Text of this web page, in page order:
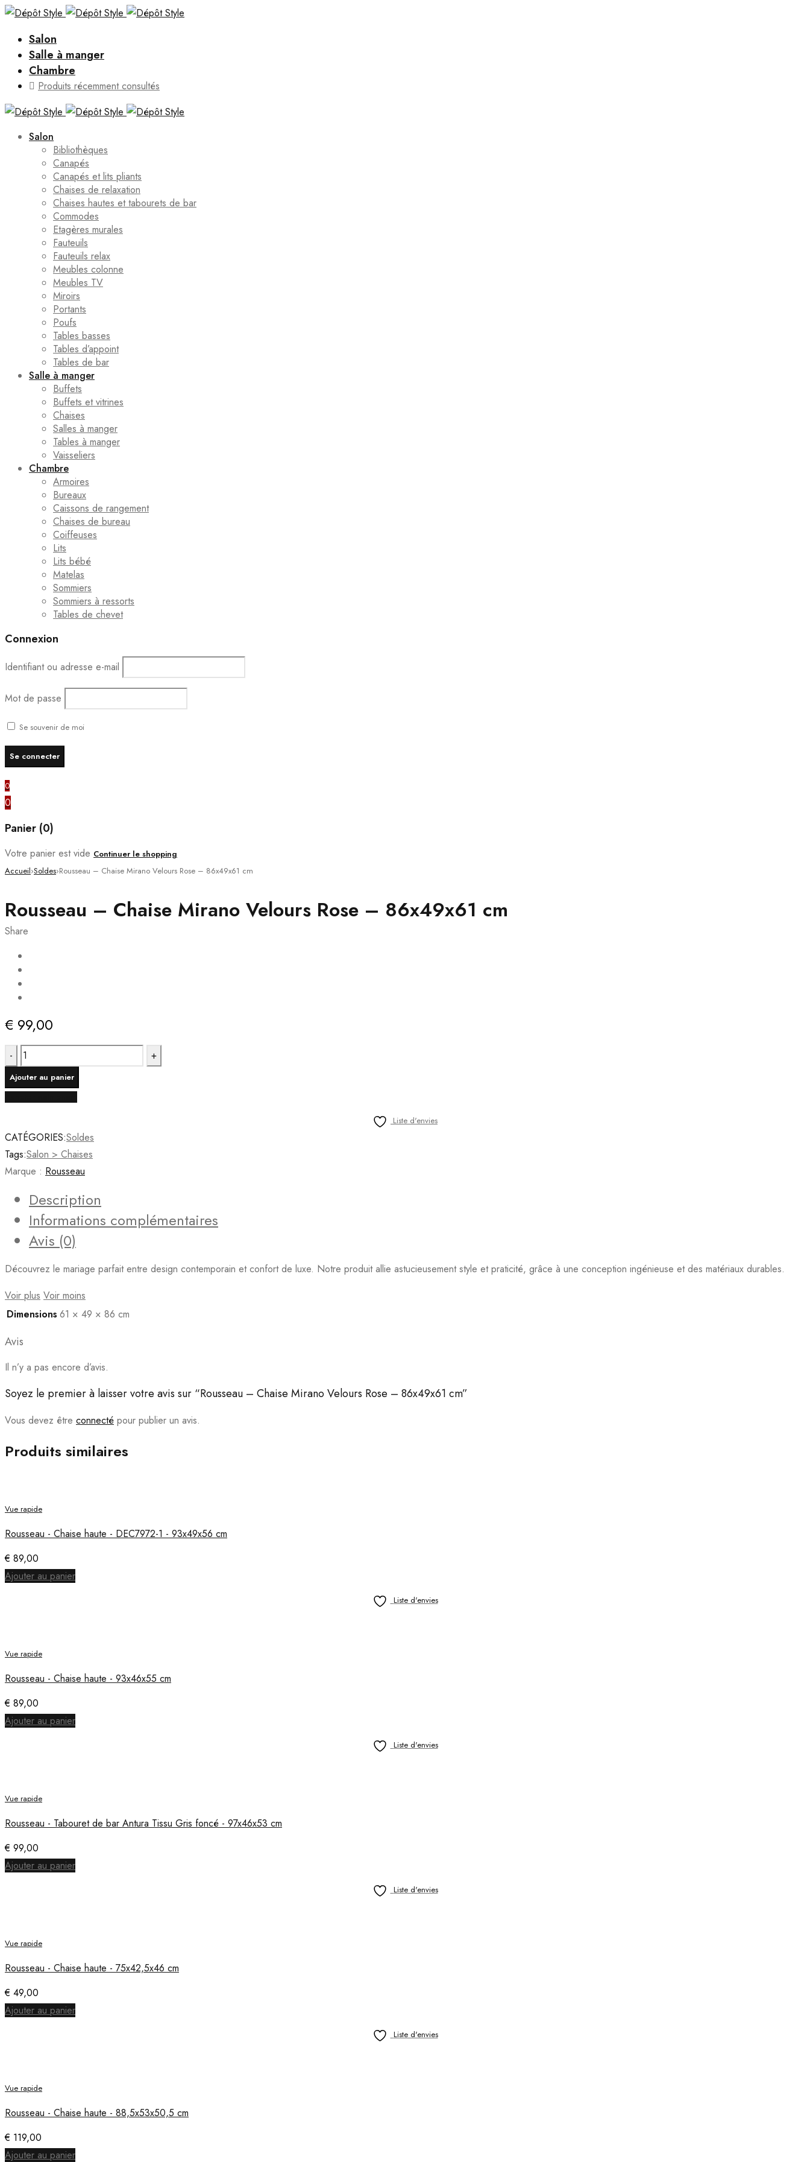
Salon
Salle à manger
Chambre
Produits récemment consultés
Salon
Bibliothèques
Canapés
Canapés et lits pliants
Chaises de relaxation
Chaises hautes et tabourets de bar
Commodes
Etagères murales
Fauteuils
Fauteuils relax
Meubles colonne
Meubles TV
Miroirs
Portants
Poufs
Tables basses
Tables d’appoint
Tables de bar
Salle à manger
Buffets
Buffets et vitrines
Chaises
Salles à manger
Tables à manger
Vaisseliers
Chambre
Armoires
Bureaux
Caissons de rangement
Chaises de bureau
Coiffeuses
Lits
Lits bébé
Matelas
Sommiers
Sommiers à ressorts
Tables de chevet
Connexion
Identifiant ou adresse e-mail
Mot de passe
Se souvenir de moi
0
0
Panier (0)
Votre panier est vide Continuer le shopping
Accueil›Soldes›Rousseau – Chaise Mirano Velours Rose – 86x49x61 cm
Rousseau – Chaise Mirano Velours Rose – 86x49x61 cm
Share
€ 99,00
quantité
de
Rousseau
-
Mirano
Velours
Rose
86x49x61
Ajouter au panier
Liste d'envies
CATÉGORIES:Soldes
Tags:Salon > Chaises
Marque : Rousseau
Description
Informations complémentaires
Avis (0)
Découvrez le mariage parfait entre design contemporain et confort de luxe. Notre produit allie astucieusement style et praticité, grâce à une conception ingénieuse et des matériaux durables.
Voir plus Voir moins
Dimensions 61 × 49 × 86 cm
Avis
Il n’y a pas encore d’avis.
Soyez le premier à laisser votre avis sur “Rousseau – Chaise Mirano Velours Rose – 86x49x61 cm”
Vous devez être connecté pour publier un avis.
Produits similaires
Vue rapide
Rousseau - Chaise haute - DEC7972-1 - 93x49x56 cm
€ 89,00
Ajouter au panier
Liste d'envies
Vue rapide
Rousseau - Chaise haute - 93x46x55 cm
€ 89,00
Ajouter au panier
Liste d'envies
Vue rapide
Rousseau - Tabouret de bar Antura Tissu Gris foncé - 97x46x53 cm
€ 99,00
Ajouter au panier
Liste d'envies
Vue rapide
Rousseau - Chaise haute - 75x42,5x46 cm
€ 49,00
Ajouter au panier
Liste d'envies
Vue rapide
Rousseau - Chaise haute - 88,5x53x50,5 cm
€ 119,00
Ajouter au panier